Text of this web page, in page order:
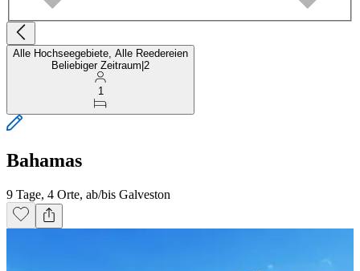
Alle Hochseegebiete, Alle Reedereien
Beliebiger Zeitraum 2
1
Bahamas
9 Tage, 4 Orte, ab/bis Galveston